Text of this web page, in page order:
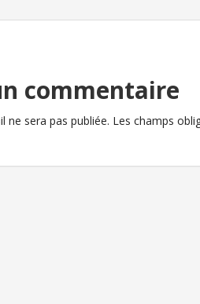
commentaire
ne sera pas publiée. Les champs